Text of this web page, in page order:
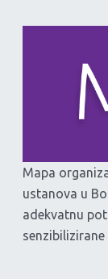
Mapa
ustanova u
adekvatnu